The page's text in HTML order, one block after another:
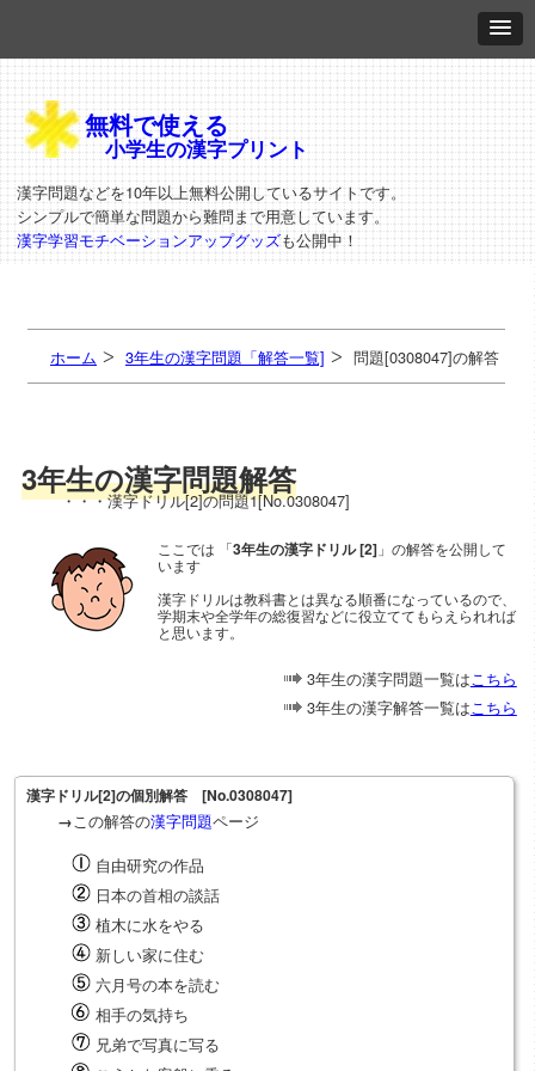
無料で使える
小学生の漢字プリント
漢字問題などを10年以上無料公開しているサイトです。
シンプルで簡単な問題から難問まで用意しています。
漢字学習モチベーションアップグッズも公開中！
ホーム 3年生の漢字問題「解答一覧] 問題[0308047]の解答
3年生の漢字問題解答
・・・漢字ドリル[2]の問題1[No.0308047]
ここでは 「3年生の漢字ドリル [2] 」の解答を公開して
います
漢字ドリルは教科書とは異なる順番になっているので、
学期末や全学年の総復習などに役立ててもらえられれば
と思います。
3年生の漢字問題一覧は こちら
3年生の漢字解答一覧は こちら
漢字ドリル[2]の個別解答 [No.0308047]
→ この解答の漢字問題ページ
自由研究の作品
日本の首相の談話
植木に水をやる
新しい家に住む
六月号の本を読む
相手の気持ち
兄弟で写真に写る